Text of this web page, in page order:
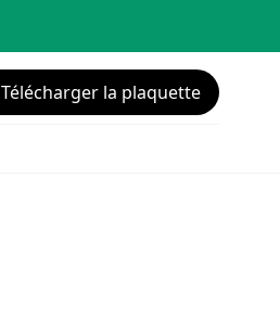
Télécharger la plaquette